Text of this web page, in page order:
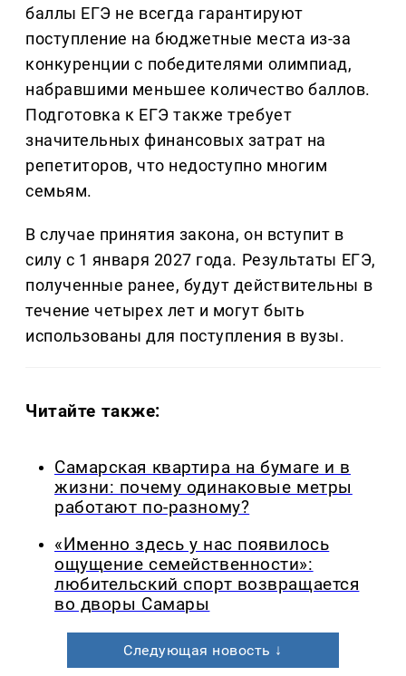
баллы ЕГЭ не всегда гарантируют
поступление на бюджетные места из-за
конкуренции с победителями олимпиад,
набравшими меньшее количество баллов.
Подготовка к ЕГЭ также требует
значительных финансовых затрат на
репетиторов, что недоступно многим
семьям.
В случае принятия закона, он вступит в
силу с 1 января 2027 года. Результаты ЕГЭ,
полученные ранее, будут действительны в
течение четырех лет и могут быть
использованы для поступления в вузы.
Читайте также:
Самарская квартира на бумаге и в
жизни: почему одинаковые метры
работают по-разному?
«Именно здесь у нас появилось
ощущение семейственности»:
любительский спорт возвращается
во дворы Самары
Следующая новость ↓